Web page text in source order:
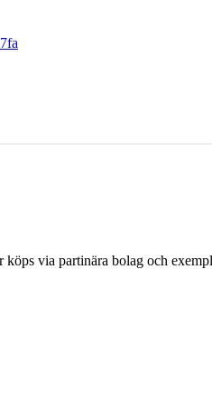
via partinära bolag och